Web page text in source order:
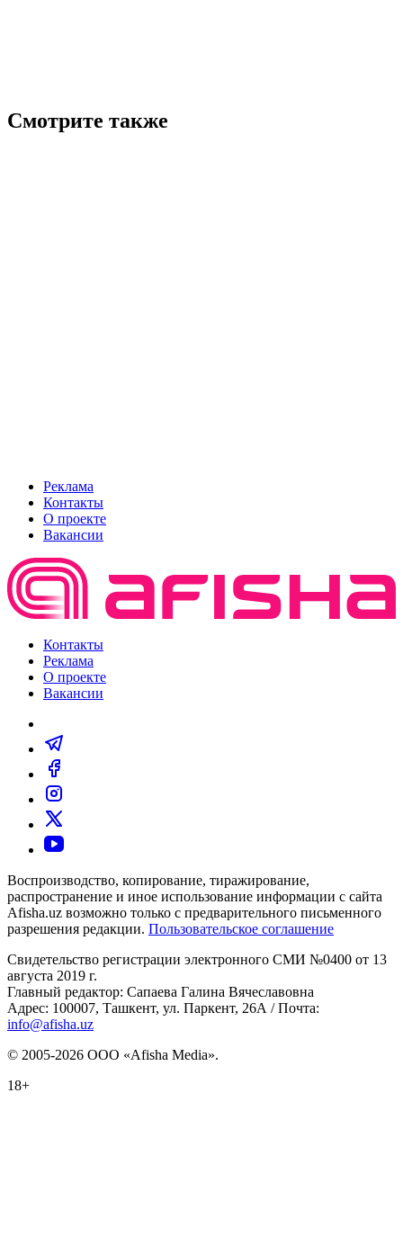
Смотрите также
Реклама
Контакты
О проекте
Вакансии
Контакты
Реклама
О проекте
Вакансии
Воспроизводство, копирование, тиражирование,
распространение и иное использование информации с сайта
Afisha.uz возможно только с предварительного письменного
разрешения редакции. Пользовательское соглашение
Свидетельство регистрации электронного СМИ №0400 от 13
августа 2019 г.
Главный редактор: Сапаева Галина Вячеславовна
Адрес: 100007, Ташкент, ул. Паркент, 26А / Почта:
info@afisha.uz
© 2005-2026 ООО «Afisha Media».
18+